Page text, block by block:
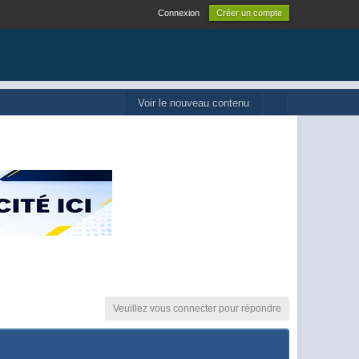
Connexion Créer un compte
Voir le nouveau contenu
Veuillez vous connecter pour répondre